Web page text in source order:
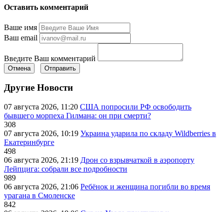
Оставить комментарий
Ваше имя
Ваш email
Введите Ваш комментарий
Отмена Отправить
Другие Новости
07 августа 2026, 11:20 США попросили РФ освободить
бывшего морпеха Гилмана: он при смерти?
308
07 августа 2026, 10:19 Украина ударила по складу Wildberries в
Екатеринбурге
498
06 августа 2026, 21:19 Дрон со взрывчаткой в аэропорту
Лейпцига: собрали все подробности
989
06 августа 2026, 21:06 Ребёнок и женщина погибли во время
урагана в Смоленске
842